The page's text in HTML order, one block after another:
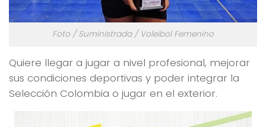
Foto / Suministrada / Voleibol Femenino
Quiere llegar a jugar a nivel profesional, mejorar
sus condiciones deportivas y poder integrar la
Selección Colombia o jugar en el exterior.